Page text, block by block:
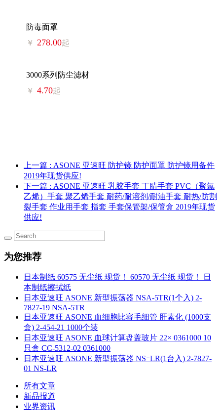
防毒面罩
￥ 278.00起
3000系列防尘滤材
￥ 4.70起
上一篇 : ASONE 亚速旺 防护镜 防护面罩 防护镜用备件
2019年现货供应!
下一篇 : ASONE 亚速旺 乳胶手套 丁腈手套 PVC（聚氯
乙烯）手套 聚乙烯手套 耐药/耐溶剂/耐油手套 耐热/防割
裂手套 作业用手套 指套 手套保管架/保管盒 2019年现货
供应!
为您推荐
日本制纸 60575 无尘纸 现货！ 60570 无尘纸 现货！ 日
本制纸擦拭纸
日本亚速旺 ASONE 新型振荡器 NSA-5TR(1个入) 2-
7827-19 NSA-5TR
日本亚速旺 ASONE 血细胞比容毛细管 肝素化 (1000支
盒) 2-454-21 1000个装
日本亚速旺 ASONE 血球计算盘盖玻片 22× 0361000 10
只盒 CC-5312-02 0361000
日本亚速旺 ASONE 新型振荡器 NSｰLR(1台入) 2-7827-
01 NS-LR
所有文章
新品报道
业界资讯